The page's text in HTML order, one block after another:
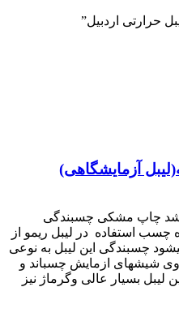
حرارتی اردبیل”
لیبل میباشد چاپ مشکی چسبندگی
چسب استفاده در لیبل ریمو از
چسبندگی این لیبل به نوعی
روی شیشهای ازمایش چسباند و
بسیار عالی و‌گرماژ نیز